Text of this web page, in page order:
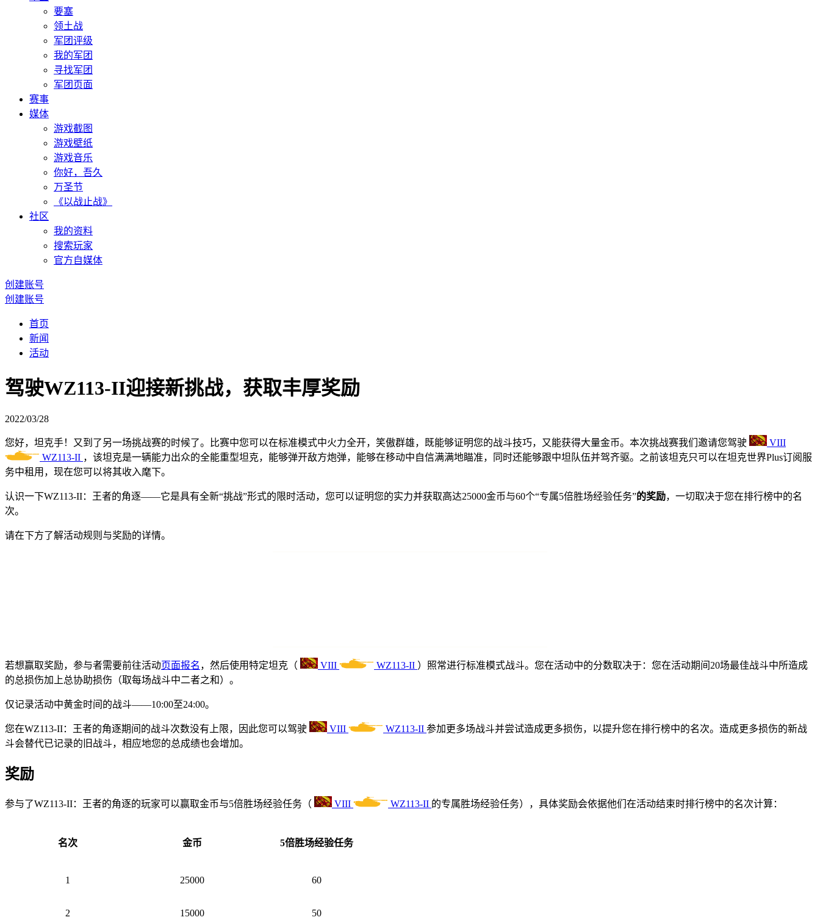
要塞
领土战
军团评级
我的军团
寻找军团
军团页面
赛事
媒体
游戏截图
游戏壁纸
游戏音乐
你好，吾久
万圣节
《以战止战》
社区
我的资料
搜索玩家
官方自媒体
创建账号
创建账号
首页
新闻
活动
驾驶WZ113-II迎接新挑战，获取丰厚奖励
2022/03/28
您好，坦克手！又到了另一场挑战赛的时候了。比赛中您可以在标准模式中火力全开，笑傲群雄，既能够证明您的战斗技巧，又能获得大量金币。本次挑战赛我们邀请您驾驶
VIII
WZ113-II ，该坦克是一辆能力出众的全能重型坦克，能够弹开敌方炮弹，能够在移动中自信满满地瞄准，同时还能够跟中坦队伍并驾齐驱。之前该坦克只可以在坦克世界Plus订阅服
务中租用，现在您可以将其收入麾下。
认识一下WZ113-II：王者的角逐——它是具有全新“挑战”形式的限时活动，您可以证明您的实力并获取高达25000金币与60个“专属5倍胜场经验任务”的奖励，一切取决于您在排行榜中的名
次。
请在下方了解活动规则与奖励的详情。
若想赢取奖励，参与者需要前往活动页面报名 ，然后使用特定坦克（ VIII WZ113-II ）照常进行标准模式战斗。您在活动中的分数取决于：您在活动期间 20场最佳战斗中所造成
的总损伤加上总协助损伤 （取每场战斗中二者之和）。
仅记录活动中黄金时间的战斗——10:00至24:00。
您在WZ113-II：王者的角逐期间的战斗次数没有上限，因此您可以驾驶 VIII WZ113-II 参加更多场战斗并尝试造成更多损伤，以提升您在排行榜中的名次。造成更多损伤的新战
斗会替代已记录的旧战斗，相应地您的总成绩也会增加。
奖励
参与了WZ113-II：王者的角逐的玩家可以赢取金币与5倍胜场经验任务（ VIII WZ113-II 的专属胜场经验任务），具体奖励会依据他们在活动结束时排行榜中的名次计算：
名次 金币 5倍胜场经验任务
1 25000 60
2 15000 50